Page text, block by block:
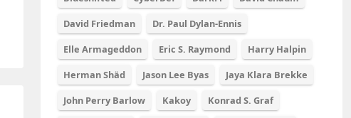
David Friedman
Dr. Paul Dylan-Ennis
Elle Armageddon
Eric S. Raymond
Harry Halpin
Herman Shäd
Jason Lee Byas
Jaya Klara Brekke
John Perry Barlow
Kakoy
Konrad S. Graf